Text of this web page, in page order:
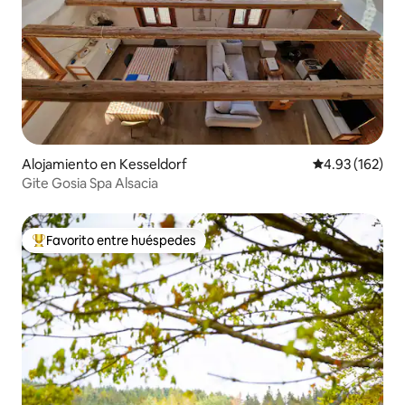
Alojamiento en Kesseldorf Calificación
4.93 (162)
Gite Gosia Spa Alsacia
Favorito entre huéspedes preferido
Favorito entre huéspedes